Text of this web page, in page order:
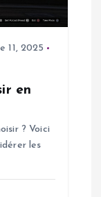
11, 2025
en
? Voici
les